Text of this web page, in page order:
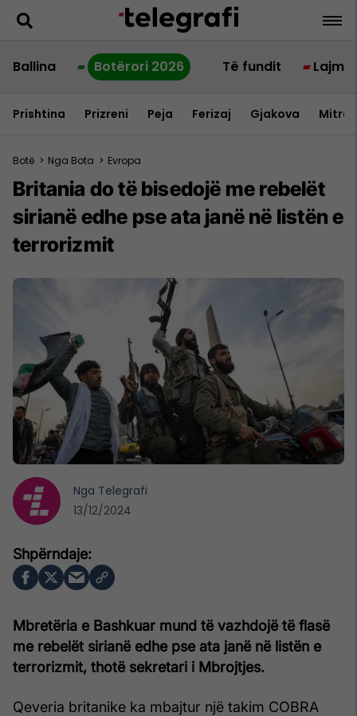
Ballina Botërori 2026 Të fundit Lajme
Prishtina Prizreni Peja Ferizaj Gjakova
Botë > Nga Bota > Evropa
Britania do të bisedojë me rebelët
sirianë edhe pse ata janë në listën e
terrorizmit
Mbretëria e Bashkuar mund të vazhdojë të flasë
me rebelët sirianë edhe pse ata janë në listën e
terrorizmit, thotë sekretari i Mbrojtjes.
Qeveria britanike ka mbajtur një takim COBRA
Nga Telegrafi
13/12/2024